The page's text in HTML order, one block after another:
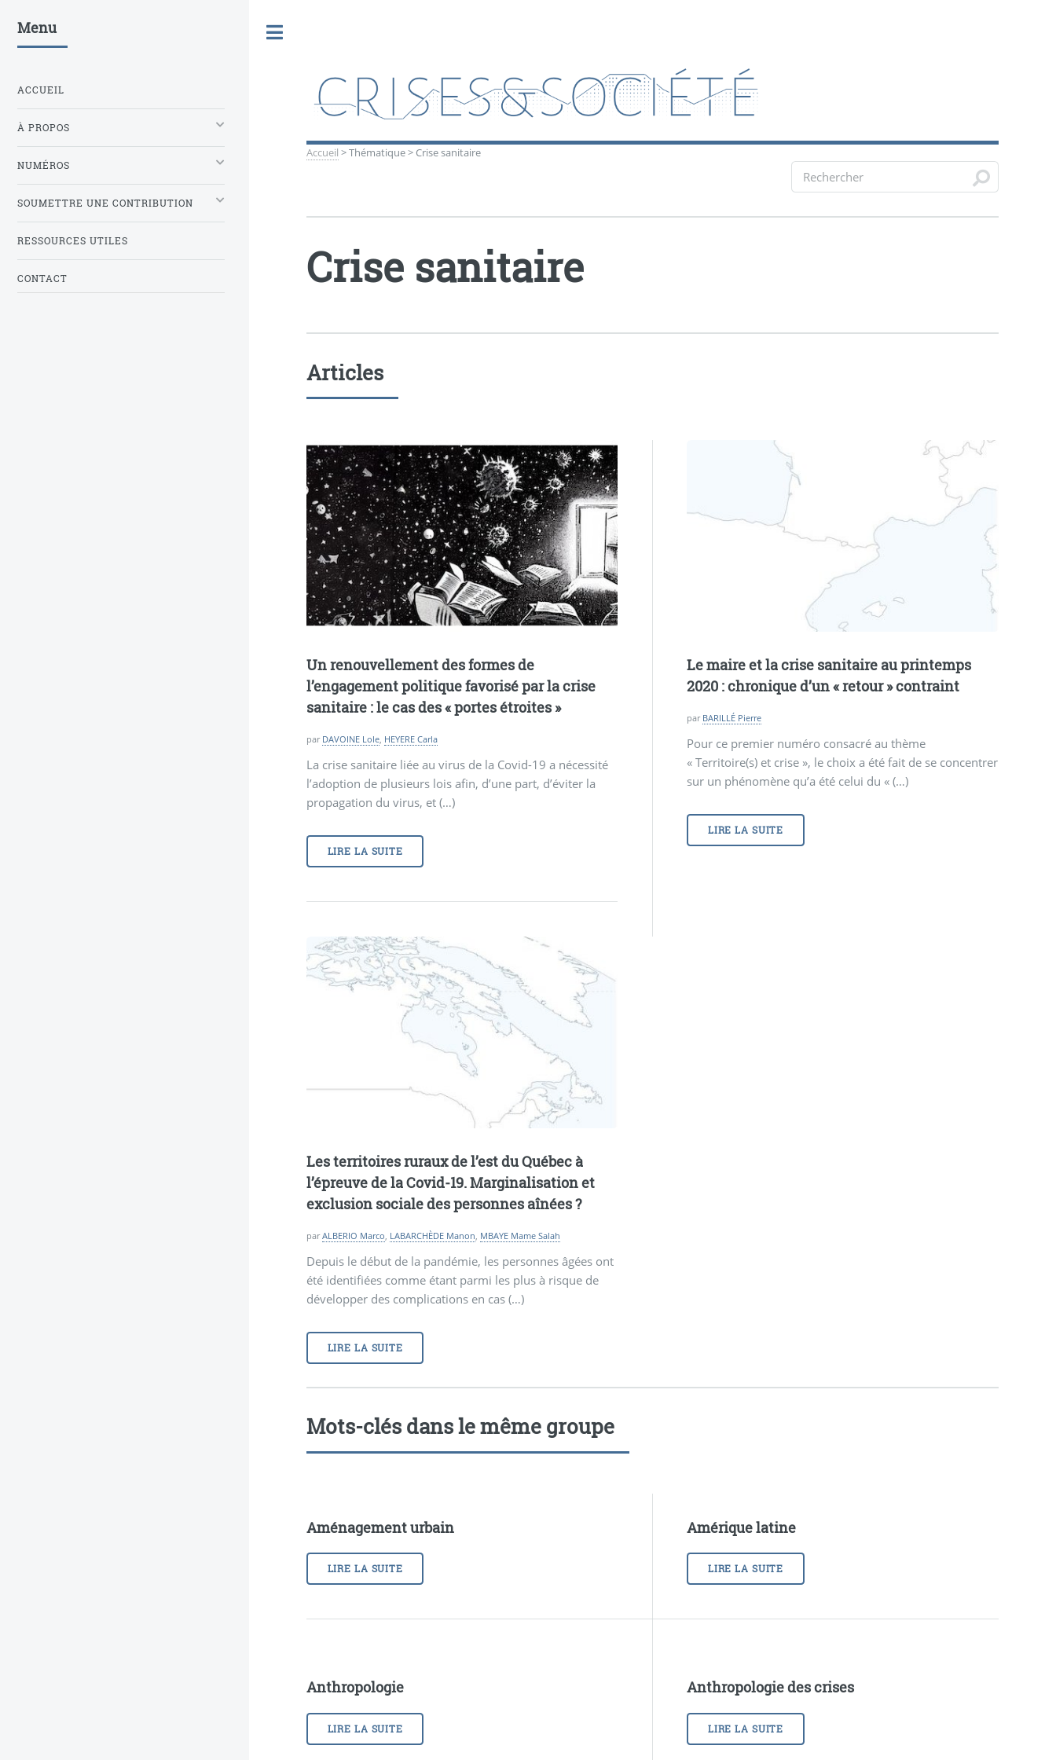
Accueil >Thématique> Crise sanitaire
Crise sanitaire
Articles
Un renouvellement des formes de
l’engagement politique favorisé par la crise
sanitaire : le cas des«portes étroites »
par DAVOINE Lole, HEYERE Carla
La crise sanitaire liée au virus de la Covid-19 a nécessité
l’adoption de plusieurs lois afin, d’une part, d’éviter la
propagation du virus, et (…)
LIRE LA SUITE
Le maire et la crise sanitaire au printemps
2020 : chronique d’un «retour» contraint
par BARILLÉ Pierre
Pour ce premier numéro consacré au thème
« Territoire(s) et crise », le choix a été fait de se concentrer
sur un phénomène qu’a été celui du « (…)
LIRE LA SUITE
Les territoires ruraux de l’est du Québec à
l’épreuve de la Covid-19. Marginalisation et
exclusion sociale des personnes aînées?
parALBERIO Marco, LABARCHÈDE Manon, MBAYE Mame Salah
Depuis le début de la pandémie, les personnes âgées ont
été identifiées comme étant parmi les plus à risque de
développer des complications en cas (…)
LIRE LA SUITE
Mots-clés dans le même groupe
Aménagement urbain
LIRE LA SUITE
Amérique latine
LIRE LA SUITE
Anthropologie
LIRE LA SUITE
Anthropologie des crises
LIRE LA SUITE
Menu
ACCUEIL
À PROPOS
NUMÉROS
SOUMETTRE UNE CONTRIBUTION
RESSOURCES UTILES
CONTACT